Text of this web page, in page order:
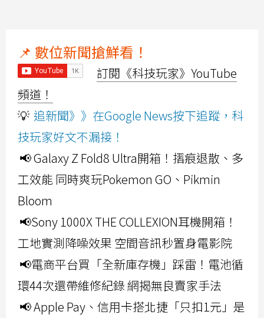
📌 數位新聞搶鮮看！
訂閱《科技玩家》YouTube
頻道！
💡 追新聞》》在Google News按下追蹤，科
技玩家好文不漏接！
📢 Galaxy Z Fold8 Ultra開箱！摺痕退散、多
工效能 同時爽玩Pokemon GO、Pikmin
Bloom
📢Sony 1000X THE COLLEXION耳機開箱！
工地實測降噪效果 空間音訊秒置身電影院
📢電商平台買「全新庫存機」踩雷！電池循
環44次還帶維修紀錄 網揭無良賣家手法
📢 Apple Pay、信用卡搭北捷「只扣1元」是